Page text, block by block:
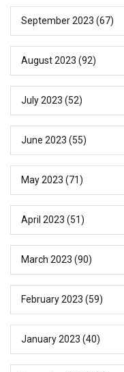
September 2023 (67)
August 2023 (92)
July 2023 (52)
June 2023 (55)
May 2023 (71)
April 2023 (51)
March 2023 (90)
February 2023 (59)
January 2023 (40)